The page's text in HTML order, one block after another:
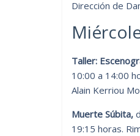
Dirección de
Taller:
10:00 a 14:00
Alain Kerriou
Muerte Súbita,
19:15 horas.